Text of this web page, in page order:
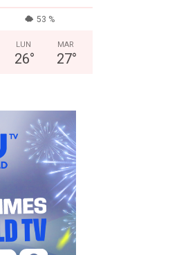
53 %
LUN
26°
MAR
27°